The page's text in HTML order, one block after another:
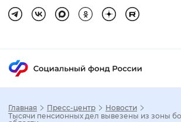
Главная Пресс-центр
Новости
Тысячи пенсионных дел вывезены из зоны